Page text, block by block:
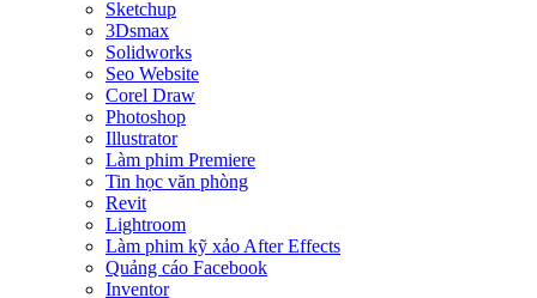
Sketchup
3Dsmax
Solidworks
Seo Website
Corel Draw
Photoshop
Illustrator
Làm phim Premiere
Tin học văn phòng
Revit
Lightroom
Làm phim kỹ xảo After Effects
Quảng cáo Facebook
Inventor